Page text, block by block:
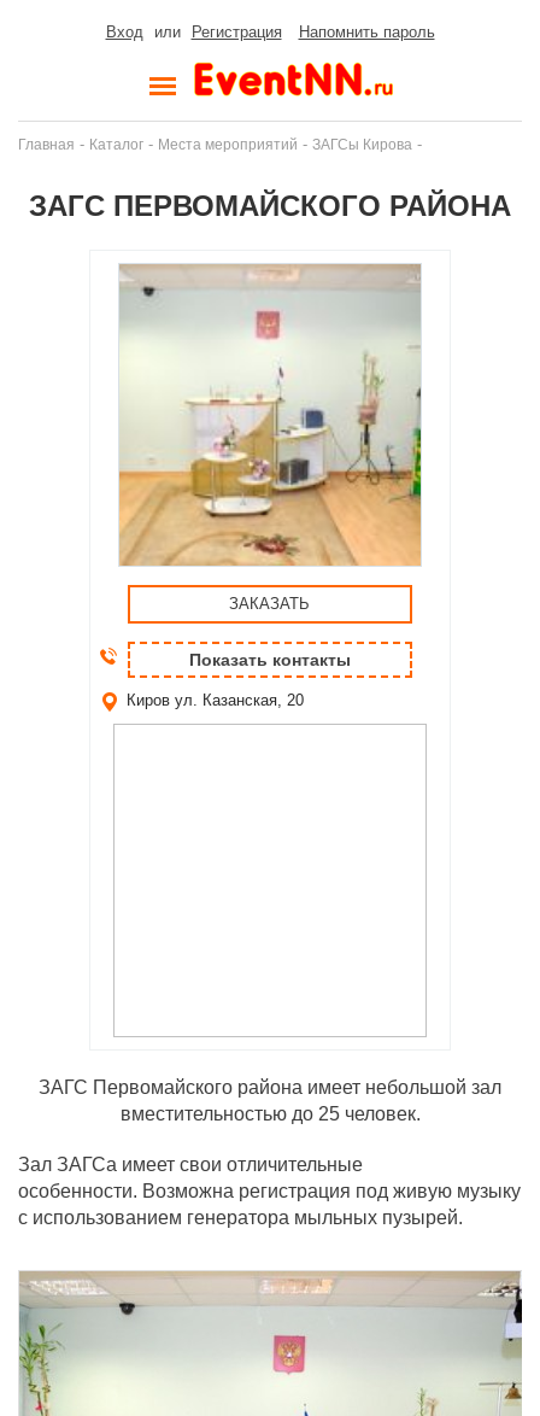
Вход или Регистрация Напомнить пароль
Главная - Каталог - Места мероприятий - ЗАГСы Кирова -
ЗАГС ПЕРВОМАЙСКОГО РАЙОНА
ЗАКАЗАТЬ
Показать контакты
Киров ул. Казанская, 20
ЗАГС Первомайского района имеет небольшой зал
вместительностью до 25 человек.
Зал ЗАГСа имеет свои отличительные
особенности. Возможна регистрация под живую музыку
с использованием генератора мыльных пузырей.